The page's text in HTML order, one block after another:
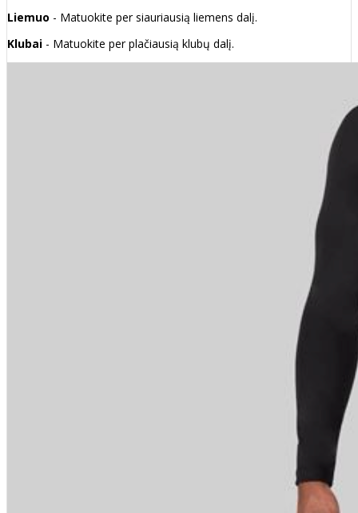
Liemuo - Matuokite per siauriausią liemens dalį.
Klubai - Matuokite per plačiausią klubų dalį.